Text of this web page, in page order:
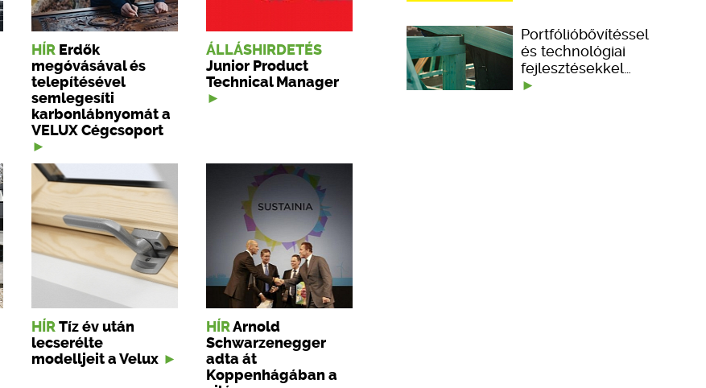
HÍR Erdők
megóvásával és
telepítésével
semlegesíti
karbonlábnyomát a
VELUX Cégcsoport
ÁLLÁSHIRDETÉS
Junior Product
Technical Manager
HÍR Tíz év után
lecserélte
modelljeit a Velux
HÍRArnold
Schwarzenegger
adta át
Koppenhágában a
Portfólióbővítéssel
és technológiai
fejlesztésekkel…